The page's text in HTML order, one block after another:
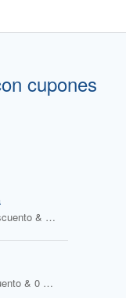
cupones
2 Cupones descuento & 2 Ofertas
1 Cupón descuento & 0 Ofertas